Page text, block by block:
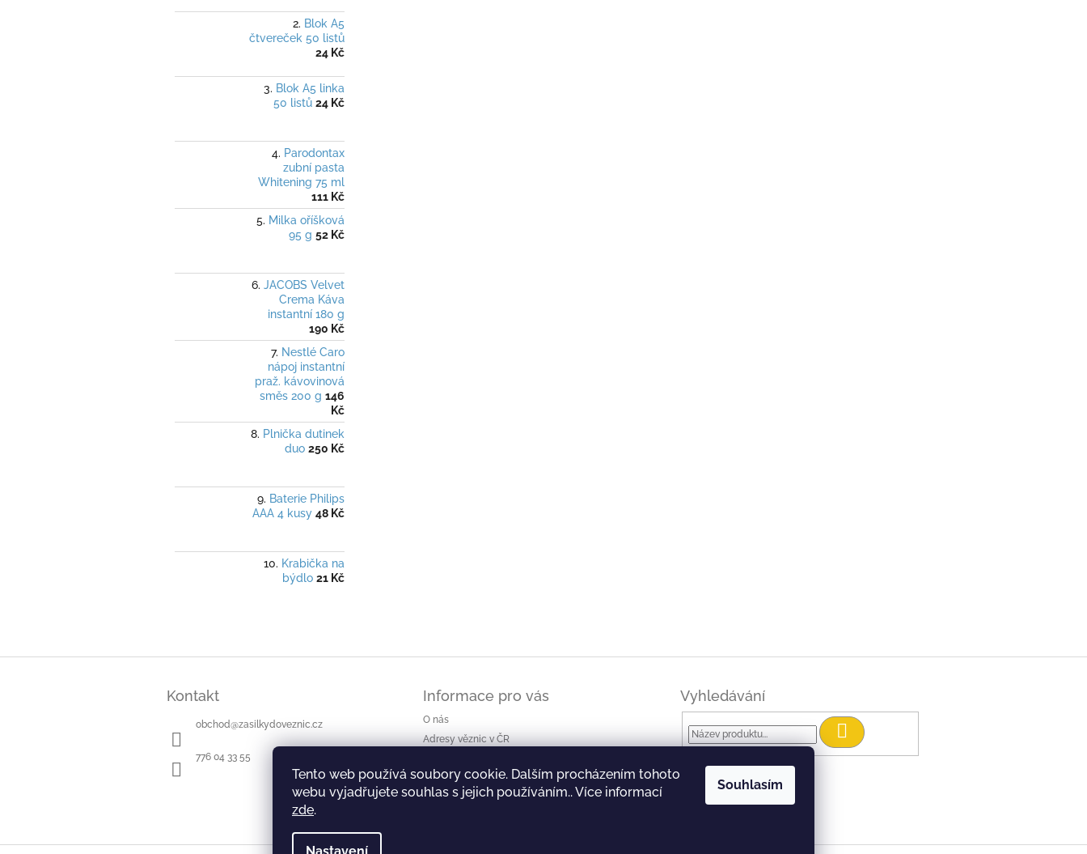
Tento web používá soubory cookie. Dalším procházením tohoto
webu vyjadřujete souhlas s jejich používáním.. Více informací
zde.
Souhlasím
Blok A5
čtvereček 50 listů
24 Kč
Blok A5 linka
50 listů 24 Kč
Parodontax
zubní pasta
Whitening 75 ml
111 Kč
Milka oříšková
95 g 52 Kč
JACOBS Velvet
Crema Káva
instantní 180 g
190 Kč
Nestlé Caro
nápoj instantní
praž. kávovinová
směs 200 g 146
Kč
Plnička dutinek
duo 250 Kč
Baterie Philips
AAA 4 kusy 48 Kč
Krabička na
býdlo 21 Kč
Kontakt
obchod@zasilkydoveznic.cz
776 04 33 55
Informace pro vás
O nás
Adresy věznic v ČR
Ke stažení
Obchodní podmínky
Vyhledávání
Hledat